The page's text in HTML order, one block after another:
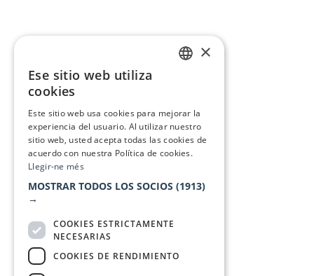
×
Ese sitio web utiliza
cookies
Este sitio web usa cookies para mejorar la
experiencia del usuario. Al utilizar nuestro
sitio web, usted acepta todas las cookies de
acuerdo con nuestra Política de cookies.
Llegir-ne més
MOSTRAR TODOS LOS SOCIOS (1913)
→
COOKIES ESTRICTAMENTE
NECESARIAS
COOKIES DE RENDIMIENTO